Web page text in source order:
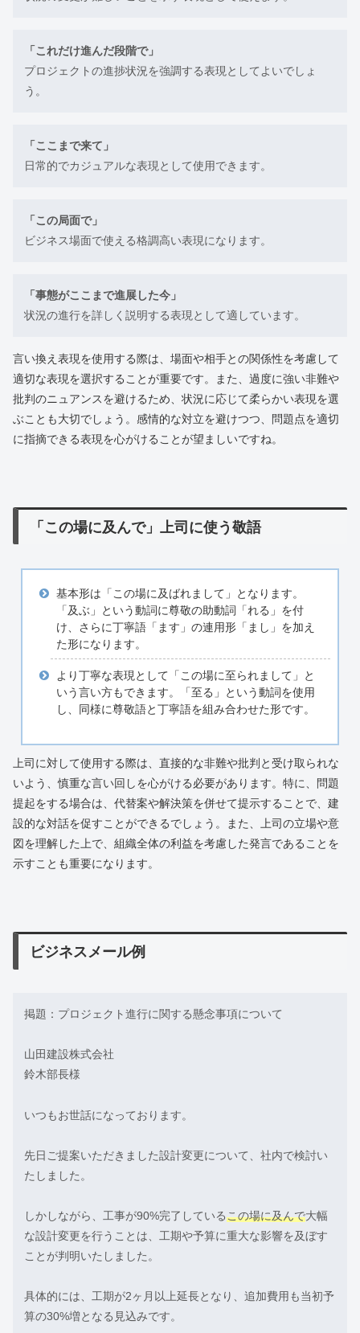
「これだけ進んだ段階で」
プロジェクトの進捗状況を強調する表現としてよいでしょ
う。
「ここまで来て」
日常的でカジュアルな表現として使用できます。
「この局面で」
ビジネス場面で使える格調高い表現になります。
「事態がここまで進展した今」
状況の進行を詳しく説明する表現として適しています。
言い換え表現を使用する際は、場面や相手との関係性を考慮して
適切な表現を選択することが重要です。また、過度に強い非難や
批判のニュアンスを避けるため、状況に応じて柔らかい表現を選
ぶことも大切でしょう。感情的な対立を避けつつ、問題点を適切
に指摘できる表現を心がけることが望ましいですね。
「この場に及んで」上司に使う敬語
基本形は「この場に及ばれまして」となります。
「及ぶ」という動詞に尊敬の助動詞「れる」を付
け、さらに丁寧語「ます」の連用形「まし」を加え
た形になります。
より丁寧な表現として「この場に至られまして」と
いう言い方もできます。「至る」という動詞を使用
し、同様に尊敬語と丁寧語を組み合わせた形です。
上司に対して使用する際は、直接的な非難や批判と受け取られな
いよう、慎重な言い回しを心がける必要があります。特に、問題
提起をする場合は、代替案や解決策を併せて提示することで、建
設的な対話を促すことができるでしょう。また、上司の立場や意
図を理解した上で、組織全体の利益を考慮した発言であることを
示すことも重要になります。
ビジネスメール例
掲題：プロジェクト進行に関する懸念事項について
山田建設株式会社
鈴木部長様
いつもお世話になっております。
先日ご提案いただきました設計変更について、社内で検討い
たしました。
しかしながら、工事が90%完了しているこの場に及んで大幅
な設計変更を行うことは、工期や予算に重大な影響を及ぼす
ことが判明いたしました。
具体的には、工期が2ヶ月以上延長となり、追加費用も当初予
算の30%増となる見込みです。